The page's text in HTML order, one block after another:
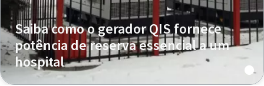
Saiba como o gerador QIS fornece
potência de reserva essencial a um
hospital